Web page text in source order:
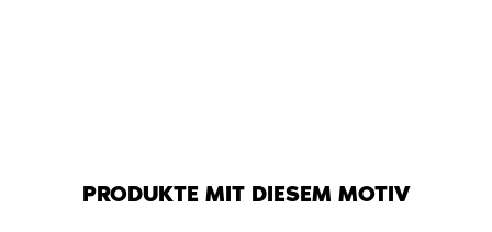
PRODUKTE MIT DIESEM MOTIV